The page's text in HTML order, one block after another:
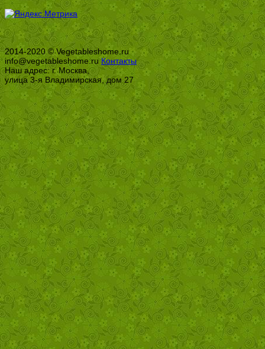
2014-2020 © Vegetableshome.ru
info@vegetableshome.ruКонтакты
Наш адрес: г. Москва,
улица 3-я Владимирская, дом 27